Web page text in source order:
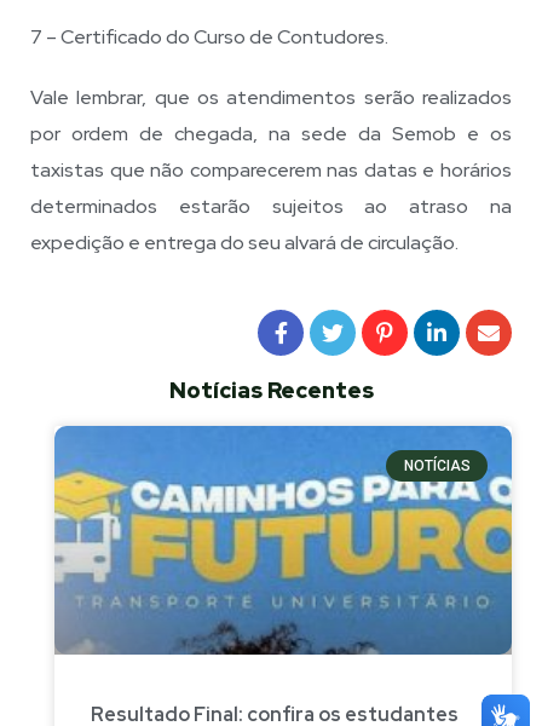
7 – Certificado do Curso de Contudores.
Vale lembrar, que os atendimentos serão realizados
por ordem de chegada, na sede da Semob e os
taxistas que não comparecerem nas datas e horários
determinados estarão sujeitos ao atraso na
expedição e entrega do seu alvará de circulação.
Notícias Recentes
NOTÍCIAS
Resultado Final: confira os estudantes